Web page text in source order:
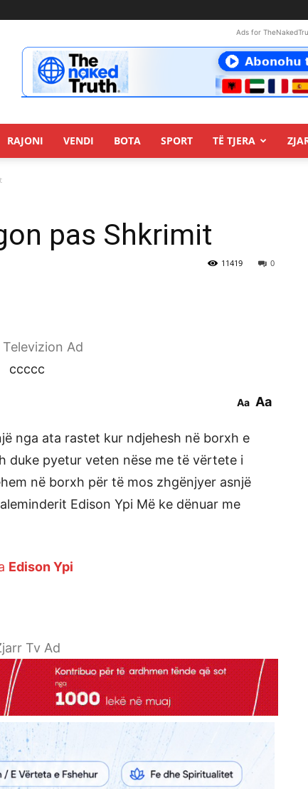
Ads for
RAJONI VENDI BOTA SPORT TË TJERA
pas Shkrimit
0
11419
Ad
ccccc
Aa Aa
nga ata rastet kur ndjehesh në borxh e
duke pyetur veten nëse me të vërtete i
në borxh për të mos zhgënjyer asnjë
Edison Ypi Më ke dënuar me
Edison Ypi
Tv Ad